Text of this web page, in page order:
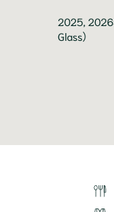
2025,
Glass）